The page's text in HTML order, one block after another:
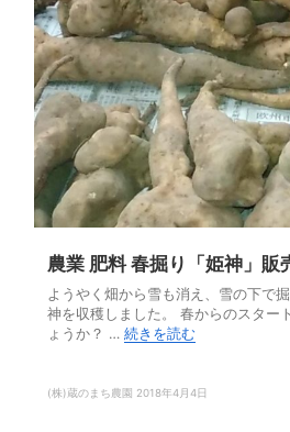
農業 肥料 春掘り「姫神」販
ようやく畑から雪も消え、雪の下で
神を収穫しました。 春からのスター
ょうか？ … 続きを読む
(株)蔵のまち農園 2018年4月4日